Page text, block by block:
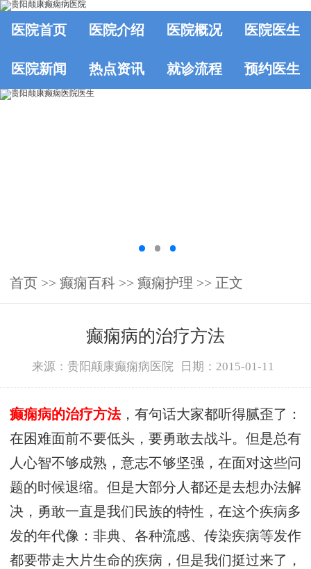
医院首页 医院介绍 医院概况 医院医生
医院新闻 热点资讯 就诊流程 预约医生
首页 >> 癫痫百科 >> 癫痫护理 >> 正文
癫痫病的治疗方法
来源：贵阳颠康癫痫病医院 日期：2015-01-11
癫痫病的治疗方法，有句话大家都听得腻歪了：
在困难面前不要低头，要勇敢去战斗。但是总有
人心智不够成熟，意志不够坚强，在面对这些问
题的时候退缩。但是大部分人都还是去想办法解
决，勇敢一直是我们民族的特性，在这个疾病多
发的年代像：非典、各种流感、传染疾病等发作
都要带走大片生命的疾病，但是我们挺过来了，